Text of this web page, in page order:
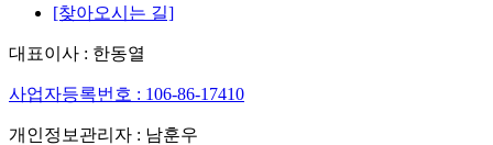
[찾아오시는 길]
대표이사 : 한동열
사업자등록번호 : 106-86-17410
개인정보관리자 : 남훈우